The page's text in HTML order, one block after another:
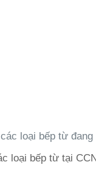
loại bếp từ